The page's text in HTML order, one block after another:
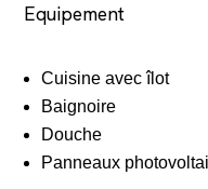
Equipement
Cuisine avec îlot
Baignoire
Douche
Panneaux